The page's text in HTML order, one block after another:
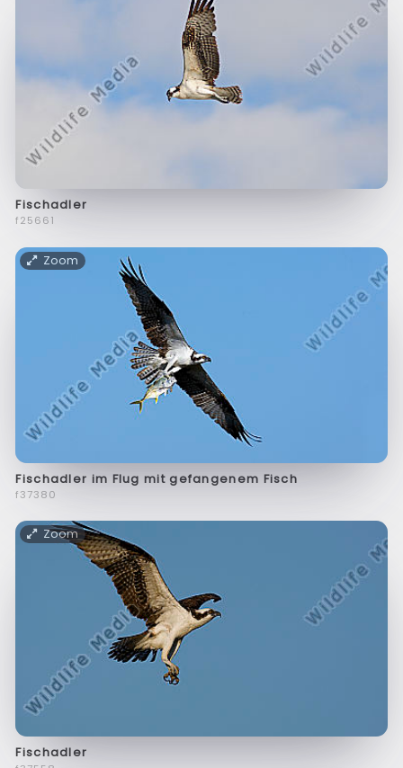
Fischadler
f25661
Zoom
Fischadler im Flug mit gefangenem Fisch
f37380
Zoom
Fischadler